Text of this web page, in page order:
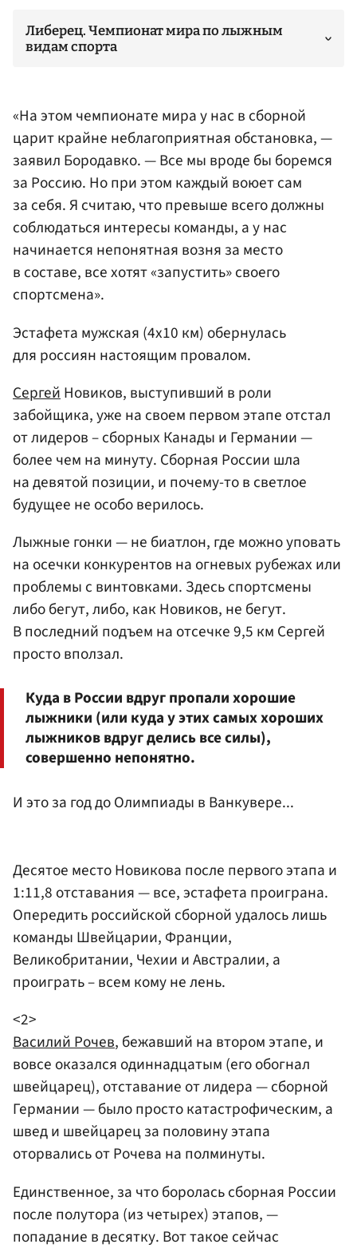
Либерец. Чемпионат мира по лыжным
видам спорта
«На этом чемпионате мира у нас в сборной
царит крайне неблагоприятная обстановка, —
заявил Бородавко. — Все мы вроде бы боремся
за Россию. Но при этом каждый воюет сам
за себя. Я считаю, что превыше всего должны
соблюдаться интересы команды, а у нас
начинается непонятная возня за место
в составе, все хотят «запустить» своего
спортсмена».
Эстафета мужская (4х10 км) обернулась
для россиян настоящим провалом.
СергейНовиков, выступивший в роли
забойщика, уже на своем первом этапе отстал
от лидеров – сборных Канады и Германии —
более чем на минуту. Сборная России шла
на девятой позиции, и почему-то в светлое
будущее не особо верилось.
Лыжные гонки — не биатлон, где можно уповать
на осечки конкурентов на огневых рубежах или
проблемы с винтовками. Здесь спортсмены
либо бегут, либо, как Новиков, не бегут.
В последний подъем на отсечке 9,5 км Сергей
просто вползал.
Куда в России вдруг пропали хорошие
лыжники (или куда у этих самых хороших
лыжников вдруг делись все силы),
совершенно непонятно.
И это за год до Олимпиады в Ванкувере...
Десятое место Новикова после первого этапа и
1:11,8 отставания — все, эстафета проиграна.
Опередить российской сборной удалось лишь
команды Швейцарии, Франции,
Великобритании, Чехии и Австралии, а
проиграть – всем кому не лень.
<2>
Василий Рочев, бежавший на втором этапе, и
вовсе оказался одиннадцатым (его обогнал
швейцарец), отставание от лидера — сборной
Германии — было просто катастрофическим, а
швед и швейцарец за половину этапа
оторвались от Рочева на полминуты.
Единственное, за что боролась сборная России
после полутора (из четырех) этапов, —
попадание в десятку. Вот такое сейчас